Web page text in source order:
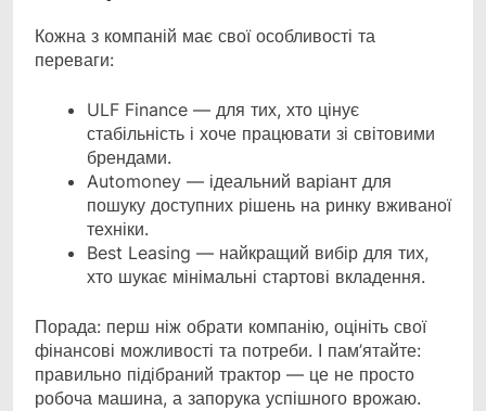
Кожна з компаній має свої особливості та
переваги:
ULF Finance — для тих, хто цінує
стабільність і хоче працювати зі світовими
брендами.
Automoney — ідеальний варіант для
пошуку доступних рішень на ринку вживаної
техніки.
Best Leasing — найкращий вибір для тих,
хто шукає мінімальні стартові вкладення.
Порада: перш ніж обрати компанію, оцініть свої
фінансові можливості та потреби. І пам’ятайте:
правильно підібраний трактор — це не просто
робоча машина, а запорука успішного врожаю.